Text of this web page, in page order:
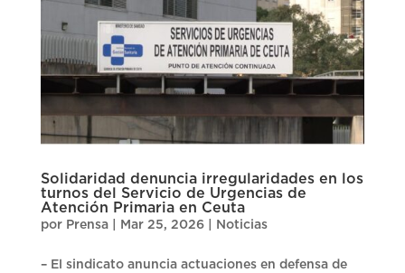
Solidaridad denuncia irregularidades en los
turnos del Servicio de Urgencias de
Atención Primaria en Ceuta
por Prensa| Mar 25, 2026| Noticias
– El sindicato anuncia actuaciones en defensa de